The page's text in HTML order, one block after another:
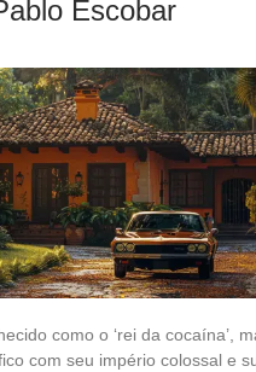
Escobar
como o ‘rei da cocaína’,
com seu império colossal e